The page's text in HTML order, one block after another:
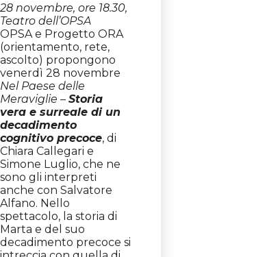
28 novembre, ore 18.30,
Teatro dell’OPSA
OPSA e Progetto ORA
(orientamento, rete,
ascolto) propongono
venerdì 28 novembre
Nel Paese delle
Meraviglie – Storia
vera e surreale di un
decadimento
cognitivo precoce, di
Chiara Callegari e
Simone Luglio, che ne
sono gli interpreti
anche con Salvatore
Alfano. Nello
spettacolo, la storia di
Marta e del suo
decadimento precoce si